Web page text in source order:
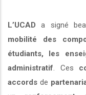
L’UCAD a signé
mobilité des
étudiants, les
administratif . Ces
accords de